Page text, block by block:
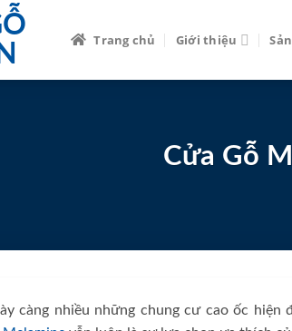
Trang chủ Giới thiệu
Cửa Gỗ
càng nhiều những chung cư cao ốc